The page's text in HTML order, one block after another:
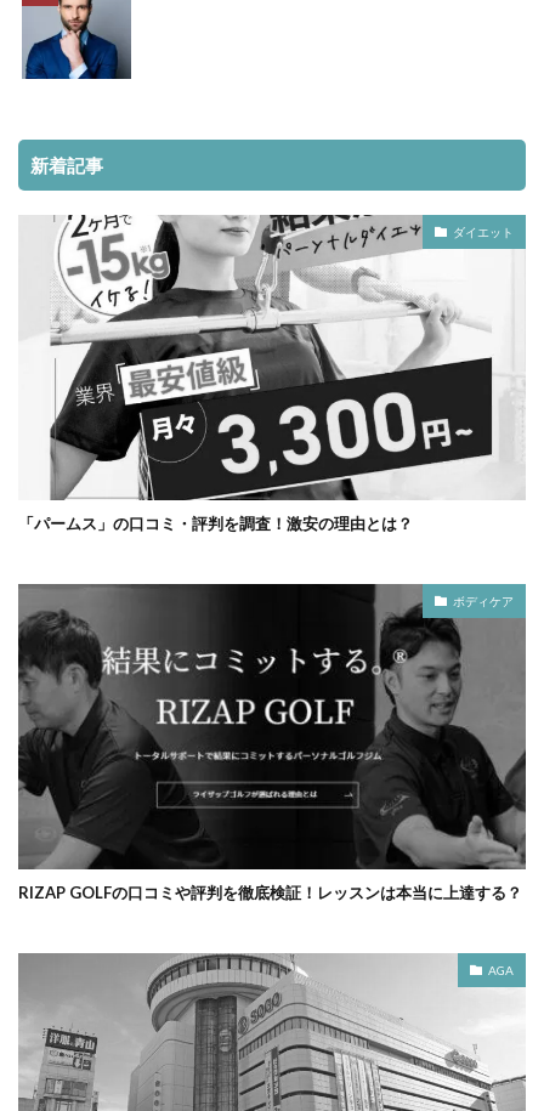
新着記事
ダイエット
「パームス」の口コミ・評判を調査！激安の理由とは？
ボディケア
RIZAP GOLFの口コミや評判を徹底検証！レッスンは本当に上達する？
AGA